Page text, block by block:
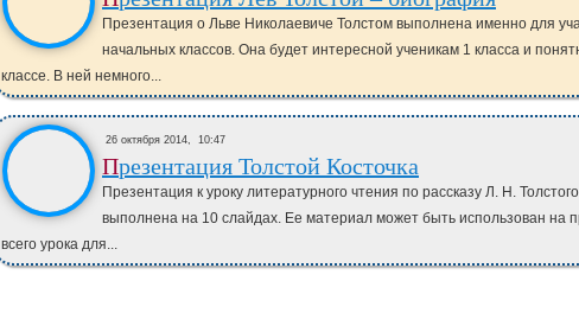
Презентация о Льве Николаевиче Толстом выполнена именно для
начальных классов. Она будет интересной ученикам 1 класса и
классе. В ней немного...
26 октября 2014, 10:47
Презентация Толстой Косточка
Презентация к уроку литературного чтения по рассказу Л. Н.
выполнена на 10 слайдах. Ее материал может быть использован на
всего урока для...